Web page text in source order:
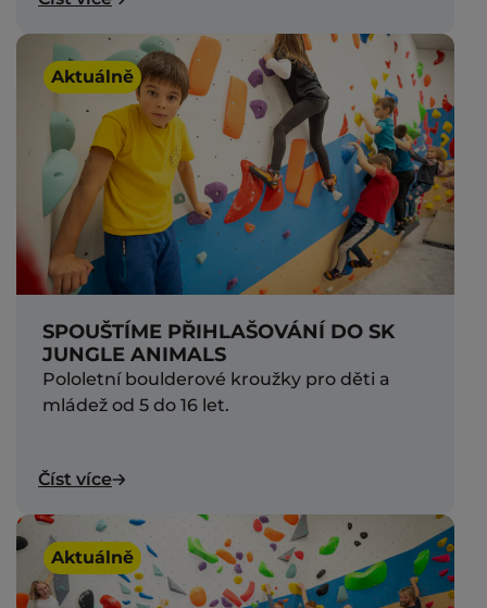
Aktuálně
SPOUŠTÍME PŘIHLAŠOVÁNÍ DO SK
JUNGLE ANIMALS
Pololetní boulderové kroužky pro děti a
mládež od 5 do 16 let.
Číst více
Aktuálně